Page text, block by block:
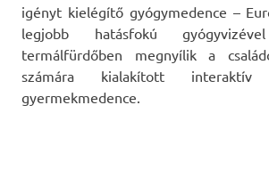
igényt kielégítő gyógymedence –
legjobb hatásfokú
termálfürdőben megnyílik a
számára kialakított
gyermekmedence.